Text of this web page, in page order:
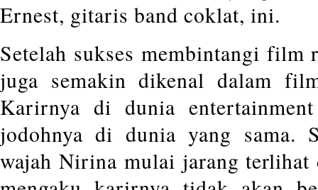
Ernest, gitaris band coklat, ini.
Setelah sukses membintangi film
juga semakin dikenal dalam
Karirnya di dunia
jodohnya di dunia yang sama.
wajah Nirina mulai jarang